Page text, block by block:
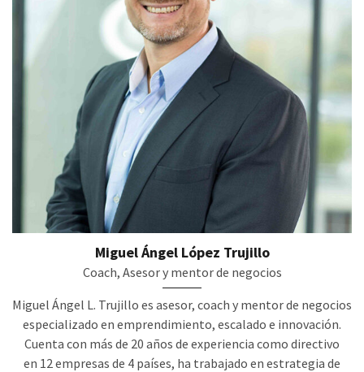
Miguel Ángel López Trujillo
Coach, Asesor y mentor de negocios
Miguel Ángel L. Trujillo es asesor, coach y mentor de negocios
especializado en emprendimiento, escalado e innovación.
Cuenta con más de 20 años de experiencia como directivo
en 12 empresas de 4 países, ha trabajado en estrategia de